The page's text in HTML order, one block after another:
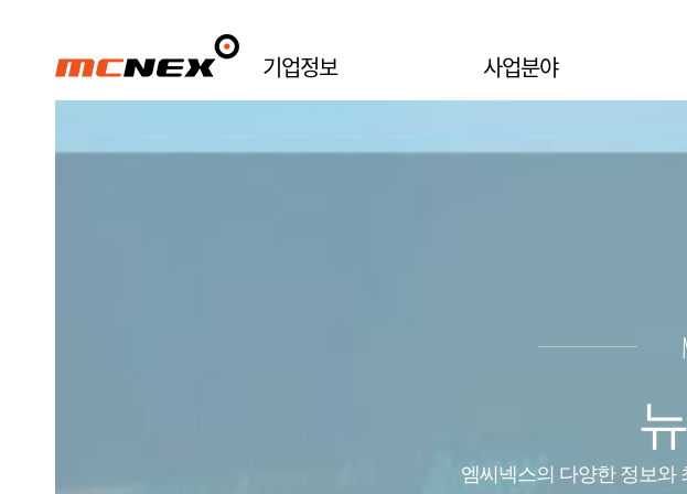
기업정보 사업분야
엠씨넥스의 다양한 정보와